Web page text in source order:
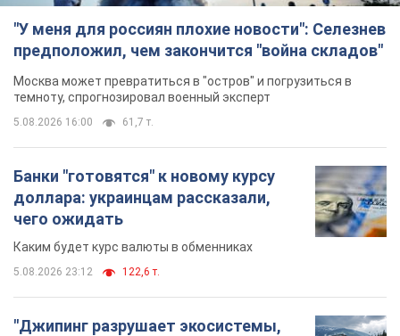
"У меня для россиян плохие новости": Селезнев
предположил, чем закончится "война складов"
Москва может превратиться в "остров" и погрузиться в
темноту, спрогнозировал военный эксперт
5.08.2026 16:00 61,7 т.
Банки "готовятся" к новому курсу
доллара: украинцам рассказали,
чего ожидать
Каким будет курс валюты в обменниках
5.08.2026 23:12 122,6 т.
"Джипинг разрушает экосистемы,